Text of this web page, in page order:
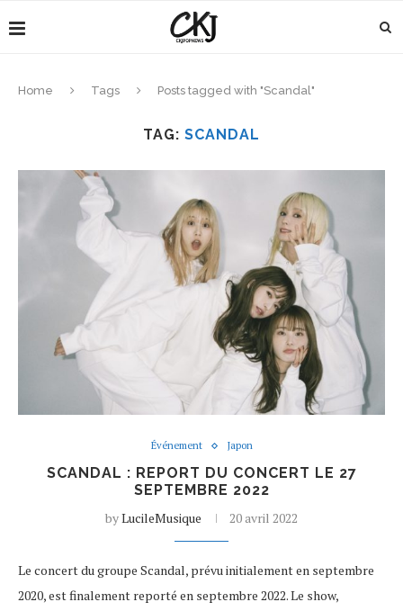
Home Tags Posts tagged with "Scandal"
TAG: SCANDAL
Événement Japon
SCANDAL : REPORT DU CONCERT LE 27
SEPTEMBRE 2022
byLucileMusique 20 avril 2022
Le concert du groupe Scandal, prévu initialement en septembre
2020, est finalement reporté en septembre 2022. Le show,